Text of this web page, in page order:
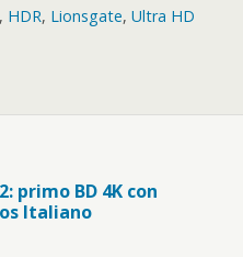
, HDR, Lionsgate, Ultra HD
primo BD 4K con
Italiano